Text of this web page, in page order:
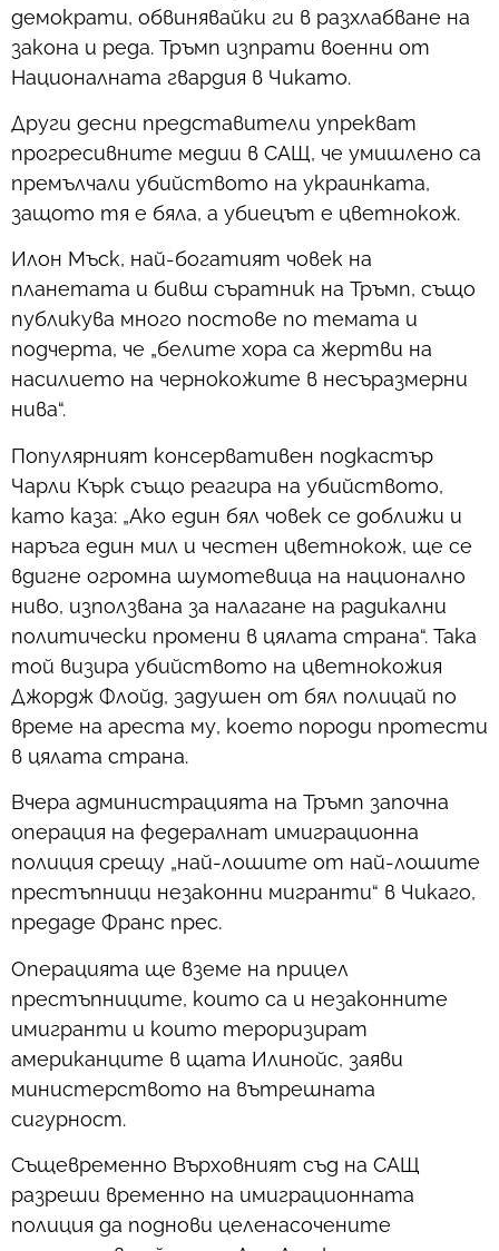
демократи, обвинявайки ги в разхлабване на
закона и реда. Тръмп изпрати военни от
Националната гвардия в Чикато.
Други десни представители упрекват
прогресивните медии в САЩ, че умишлено са
премълчали убийството на украинката,
защото тя е бяла, а убиецът е цветнокож.
Илон Мъск, най-богатият човек на
планетата и бивш съратник на Тръмп, също
публикува много постове по темата и
подчерта, че „белите хора са жертви на
насилието на чернокожите в несъразмерни
нива“.
Популярният консервативен подкастър
Чарли Кърк също реагира на убийството,
като каза: „Ако един бял човек се доближи и
наръга един мил и честен цветнокож, ще се
вдигне огромна шумотевица на национално
ниво, използвана за налагане на радикални
политически промени в цялата страна“. Така
той визира убийството на цветнокожия
Джордж Флойд, задушен от бял полицай по
време на ареста му, което породи протести
в цялата страна.
Вчера администрацията на Тръмп започна
операция на федералнат имиграционна
полиция срещу „най-лошите от най-лошите
престъпници незаконни мигранти“ в Чикаго,
предаде Франс прес.
Операцията ще вземе на прицел
престъпниците, които са и незаконните
имигранти и които тероризират
американците в щата Илинойс, заяви
министерството на вътрешната
сигурност.
Същевременно Върховният съд на САЩ
разреши временно на имиграционната
полиция да поднови целенасочените